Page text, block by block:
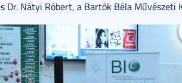
Dr. Nátyi Róbert, a Bartók Béla